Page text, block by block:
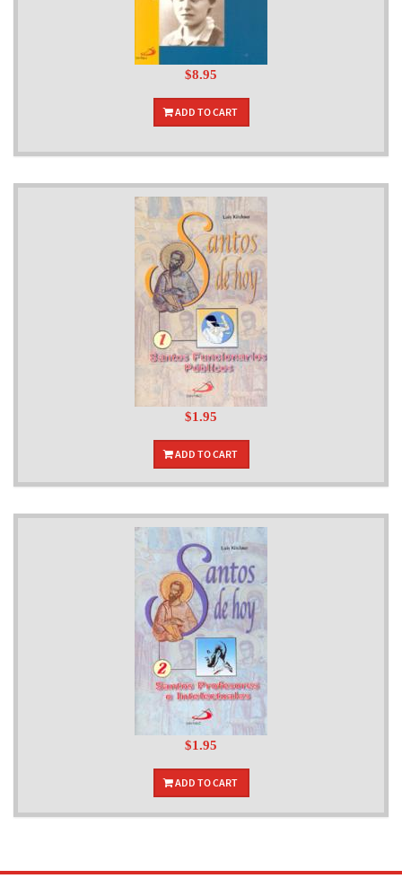
$8.95
ADD TO CART
$1.95
ADD TO CART
$1.95
ADD TO CART